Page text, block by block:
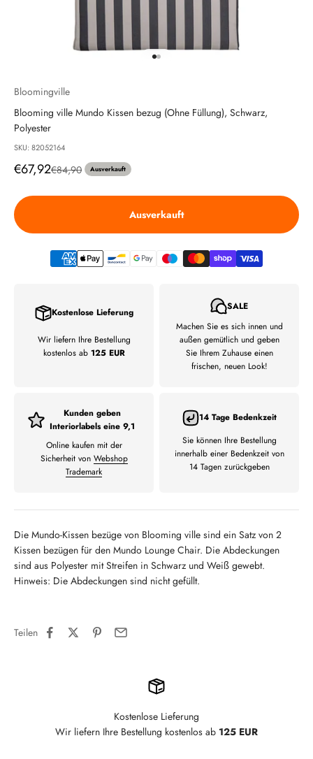
Bloomingville
Blooming ville Mundo Kissen bezug (Ohne Füllung), Schwarz,
Polyester
SKU: 82052164
Angebot
€67,92Regulärer Preis
€84,90 Ausverkauft
Ausverkauft
Kostenlose Lieferung
Wir liefern Ihre Bestellung
kostenlos ab 125 EUR
SALE
Machen Sie es sich innen und
außen gemütlich und geben
Sie Ihrem Zuhause einen
frischen, neuen Look!
Kunden geben
Interiorlabels eine 9,1
Online kaufen mit der
Sicherheit von Webshop
Trademark
14 Tage Bedenkzeit
Sie können Ihre Bestellung
innerhalb einer Bedenkzeit von
14 Tagen zurückgeben
Die Mundo-Kissen bezüge von Blooming ville sind ein Satz von 2
Kissen bezügen für den Mundo Lounge Chair. Die Abdeckungen
sind aus Polyester mit Streifen in Schwarz und Weiß gewebt.
Hinweis: Die Abdeckungen sind nicht gefüllt.
Teilen
Kostenlose Lieferung
Wir liefern Ihre Bestellung kostenlos ab 125 EUR